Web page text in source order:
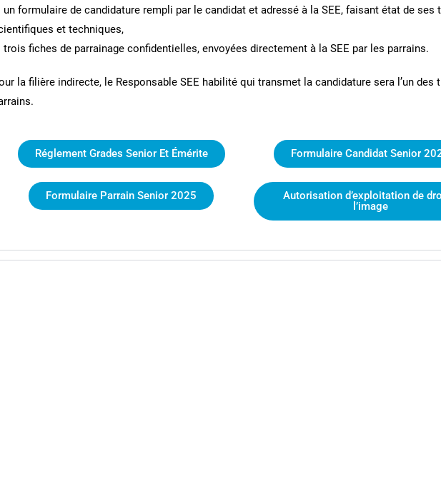
un formulaire de candidature rempli par le candidat et adressé à la SEE, faisant état de ses
et techniques,
trois fiches de parrainage confidentielles, envoyées directement à la SEE par les parrains.
la filière indirecte, le Responsable SEE habilité qui transmet la candidature sera l’un des
Réglement Grades Senior Et Émérite Formulaire Candidat Senior
Formulaire Parrain Senior 2025
Autorisation d’exploitation de
l’image